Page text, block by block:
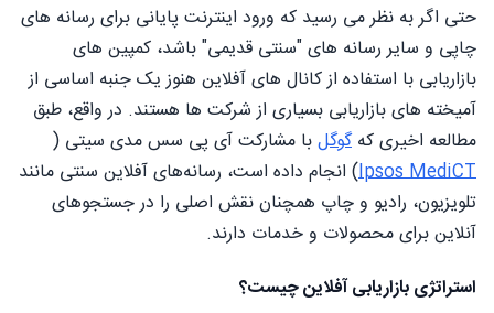
حتی اگر به نظر می رسید که ورود اینترنت پایانی برای رسانه های
چاپی و سایر رسانه های "سنتی قدیمی" باشد، کمپین های
بازاریابی با استفاده از کانال های آفلاین هنوز یک جنبه اساسی از
آمیخته های بازاریابی بسیاری از شرکت ها هستند. در واقع، طبق
مطالعه اخیری کهگوگلبا مشارکت آی پی سس مدی سیتی (
Ipsos MediCT) انجام داده است، رسانه‌های آفلاین سنتی مانند
تلویزیون، رادیو و چاپ همچنان نقش اصلی را در جستجوهای
آنلاین برای محصولات و خدمات دارند.
استراتژی بازاریابی آفلاین چیست؟